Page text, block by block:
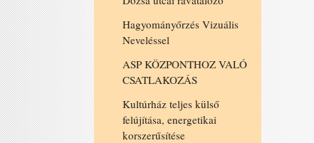
Hagyományőrzés Vizuális
Neveléssel
ASP KÖZPONTHOZ VALÓ
CSATLAKOZÁS
Kultúrház teljes külső
felújítása, energetikai
korszerűsítése